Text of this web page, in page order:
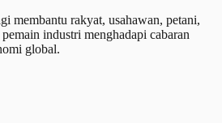
membantu rakyat, usahawan, petani,
industri menghadapi cabaran
global.